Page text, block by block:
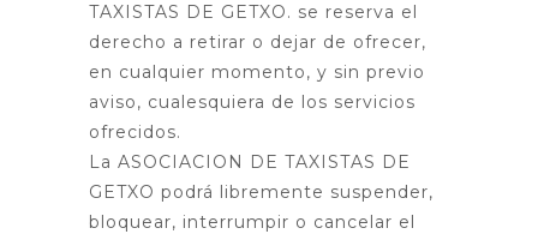
TAXISTAS DE GETXO. se reserva el
derecho a retirar o dejar de ofrecer,
en cualquier momento, y sin previo
aviso, cualesquiera de los servicios
ofrecidos.
La ASOCIACION DE TAXISTAS DE
GETXO podrá libremente suspender,
bloquear, interrumpir o cancelar el